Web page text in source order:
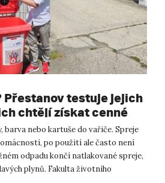
Přestanov testuje jejich
chtějí získat cenné
barva nebo kartuše do vařiče. Spreje
po použití ale často není
odpadu končí natlakované spreje,
plynů. Fakulta životního